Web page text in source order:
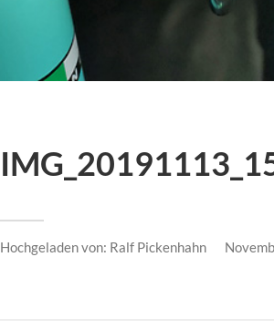
Hochgeladen von: Ralf Pickenhahn